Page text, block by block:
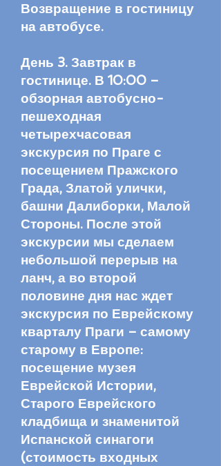
Возвращение в гостиницу
на автобусе.
День 3. Завтрак в
гостинице. В 10:00 –
обзорная автобусно-
пешеходная
четырехчасовая
экскурсия по Праге с
посещением Пражского
Града, Златой улички,
башни Далиборки, Малой
Стороны. После этой
экскурсии мы сделаем
небольшой перерыв на
ланч, а во второй
половине дня нас ждет
экскурсия по Еврейскому
кварталу Праги – самому
старому в Европе:
посещение музея
Еврейской Истории,
Старого Еврейского
кладбища и знаменитой
Испанской синагоги
(стоимость входных